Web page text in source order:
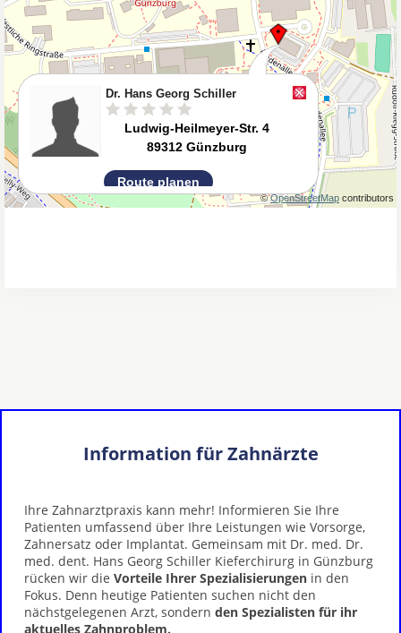
Information für Zahnärzte
Ihre Zahnarztpraxis kann mehr! Informieren Sie Ihre
Patienten umfassend über Ihre Leistungen wie Vorsorge,
Zahnersatz oder Implantat. Gemeinsam mit Dr. med. Dr.
med. dent. Hans Georg Schiller Kieferchirurg in Günzburg
rücken wir die Vorteile Ihrer Spezialisierungen in den
Fokus. Denn heutige Patienten suchen nicht den
nächstgelegenen Arzt, sondern den Spezialisten für ihr
aktuelles Zahnproblem.